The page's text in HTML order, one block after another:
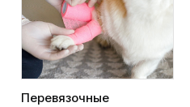
Перевязочные